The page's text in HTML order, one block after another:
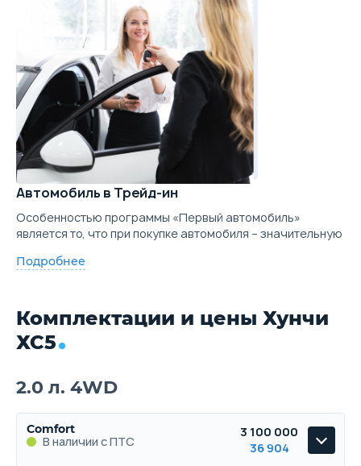
Автомобиль в Трейд-ин
Особенностью программы «Первый автомобиль»
является то, что при покупке автомобиля – значительную
Подробнее
Комплектации и цены Хунчи
ХС5
2.0 л. 4WD
Comfort
В наличии с ПТС
3 100 000
36 904